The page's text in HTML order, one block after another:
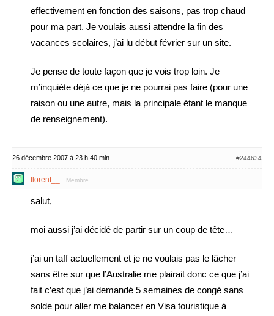
effectivement en fonction des saisons, pas trop chaud
pour ma part. Je voulais aussi attendre la fin des
vacances scolaires, j’ai lu début février sur un site.
Je pense de toute façon que je vois trop loin. Je
m’inquiète déjà ce que je ne pourrai pas faire (pour une
raison ou une autre, mais la principale étant le manque
de renseignement).
26 décembre 2007 à 23 h 40 min #244634
florent__ Membre
salut,
moi aussi j’ai décidé de partir sur un coup de tête…
j’ai un taff actuellement et je ne voulais pas le lâcher
sans être sur que l’Australie me plairait donc ce que j’ai
fait c’est que j’ai demandé 5 semaines de congé sans
solde pour aller me balancer en Visa touristique à